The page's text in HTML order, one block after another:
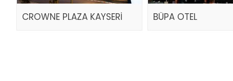
CROWNE PLAZA KAYSERİ BÜPA OTEL